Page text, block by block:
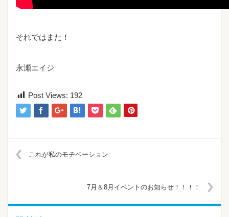
それではまた！
永瀬エイジ
Post Views: 192
これが私のモチベーション
7月＆8月イベントのお知らせ！！！！